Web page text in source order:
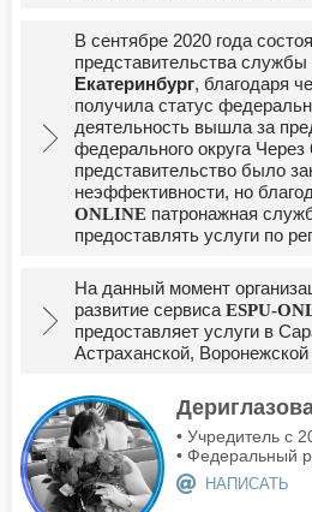
В сентябре 2020 года
представительства службы
Екатеринбург, благодаря
получила статус
деятельность вышла за
федерального округа
представительство было
неэффективности, но
ONLINE патронажная
предоставлять услуги по
На данный момент
развитие сервиса ESPU-
предоставляет услуги в
Астраханской,
• Учредитель с
• Федеральный
НАПИСАТЬ